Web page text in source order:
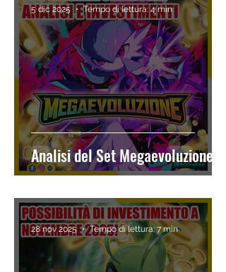
Analisi del Set Megaevoluzione
5 dic 2025 Tempo di lettura: 4 min
28 nov 2025 Tempo di lettura: 7 min